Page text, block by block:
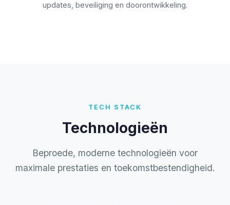
updates, beveiliging en doorontwikkeling.
TECH STACK
Technologieën
Beproede, moderne technologieën voor
maximale prestaties en toekomstbestendigheid.